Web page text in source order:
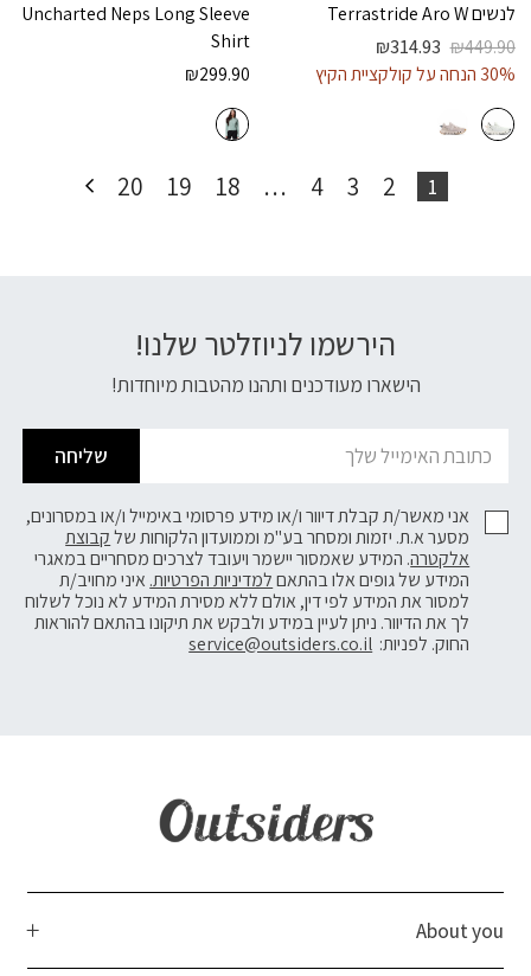
לנשיםTerrastride Aro W
₪449.90
₪314.93
30% הנחה על קולקציית הקיץ
Uncharted Neps Long Sleeve
Shirt
₪299.90
1
2
3
4
…
18
19
20
הירשמו לניוזלטר שלנו!
הישארו מעודכנים ותהנו מהטבות מיוחדות!
שליחה
אני מאשר/ת קבלת דיוור ו/או מידע פרסומי באימייל ו/או במסרונים,
מסער א.ת. יזמות ומסחר בע"מ וממועדון הלקוחות שלקבוצת
אלקטרה. המידע שאמסור יישמר ויעובד לצרכים מסחריים במאגרי
המידע של גופים אלו בהתאםלמדיניות הפרטיות. איני מחויב/ת
למסור את המידע לפי דין, אולם ללא מסירת המידע לא נוכל לשלוח
לך את הדיוור. ניתן לעיין במידע ולבקש את תיקונו בהתאם להוראות
החוק. לפניות: service@outsiders.co.il
About you